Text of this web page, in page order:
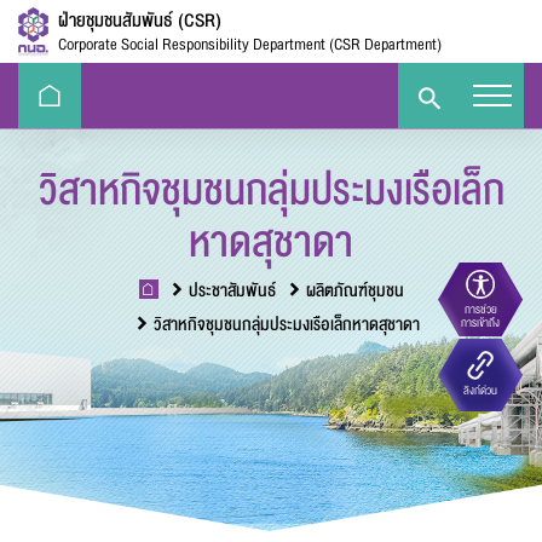
ฝ่ายชุมชนสัมพันธ์ (CSR)
Corporate Social Responsibility Department (CSR Department)
ขนาดตัวอักษร
ความตัดกันของสี
การช่วย
การเข้าถึง
Eco-
Challenge
e-Library Handbook E-PP ลิงก์ด่วน
วิสาหกิจชุมชนกลุ่มประมงเรือเล็ก
หาดสุชาดา
ประชาสัมพันธ์
ผลิตภัณฑ์ชุมชน
วิสาหกิจชุมชนกลุ่มประมงเรือเล็กหาดสุชาดา